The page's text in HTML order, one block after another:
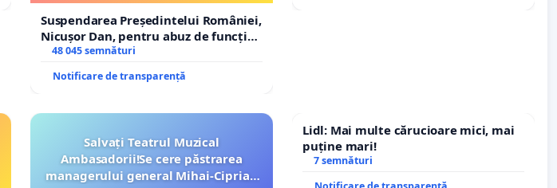
Suspendarea Președintelui României,
Nicușor Dan, pentru abuz de funcție
și discreditarea statului
48 045 semnături
Notificare de transparență
Salvați Teatrul Muzical
Ambasadorii!Se cere păstrarea
managerului general Mihai-Ciprian
Lidl: Mai multe cărucioare mici, mai
puține mari!
7 semnături